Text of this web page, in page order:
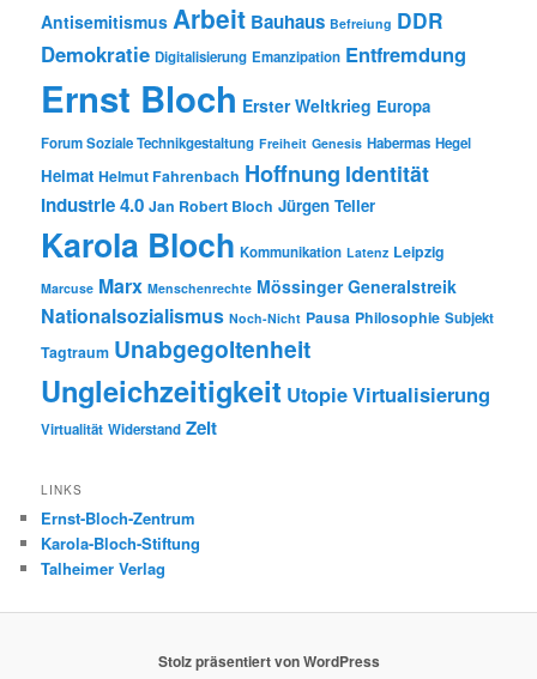
Antisemitismus Arbeit Bauhaus Befreiung DDR
Demokratie Digitalisierung Emanzipation Entfremdung
Ernst Bloch Erster Weltkrieg Europa
Forum Soziale Technikgestaltung Freiheit Genesis Habermas Hegel
Heimat Helmut Fahrenbach Hoffnung Identität
Industrie 4.0 Jan Robert Bloch Jürgen Teller
Karola Bloch Kommunikation Latenz Leipzig
Marcuse Marx Menschenrechte Mössinger Generalstreik
Nationalsozialismus Noch-Nicht Pausa Philosophie Subjekt
Tagtraum Unabgegoltenheit
Ungleichzeitigkeit UtopieVirtualisierung
Virtualität Widerstand Zeit
LINKS
Ernst-Bloch-Zentrum
Karola-Bloch-Stiftung
Talheimer Verlag
Stolz präsentiert von WordPress